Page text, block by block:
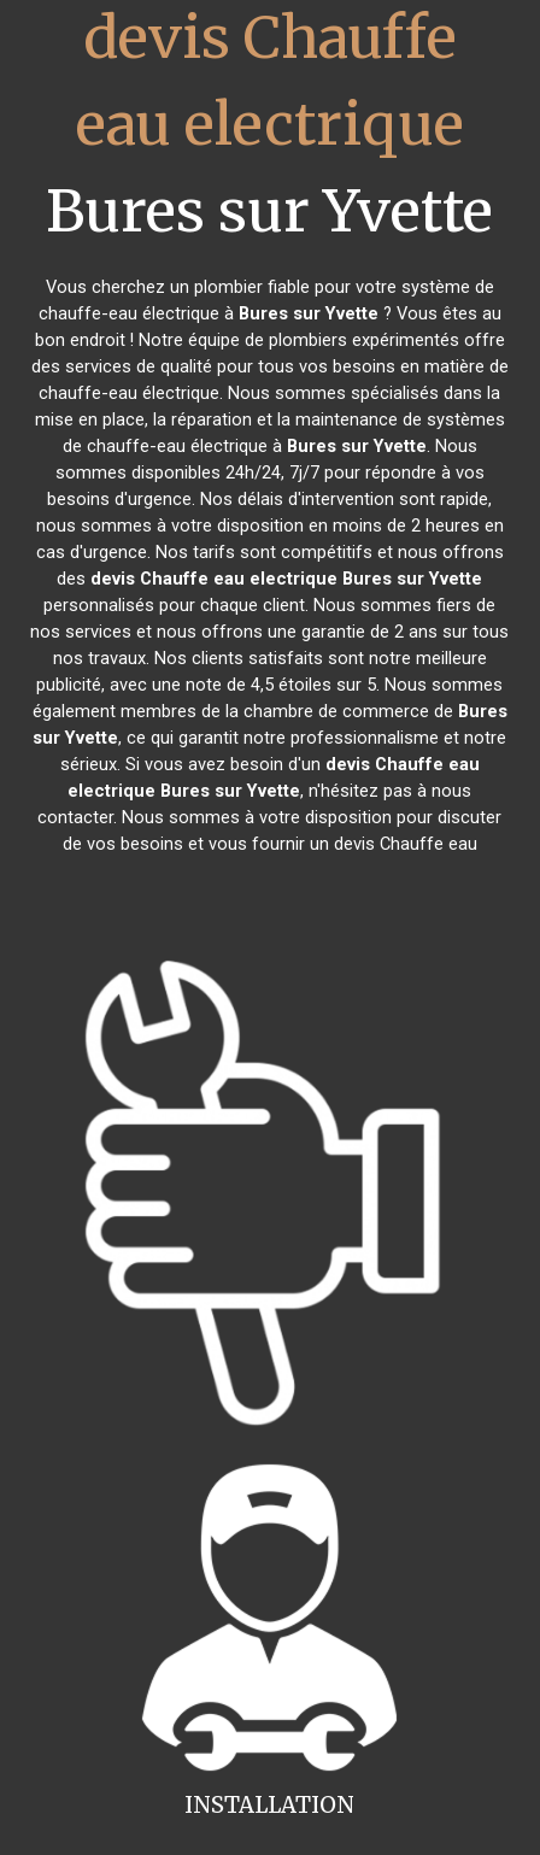
devis Chauffe
eau electrique
Bures sur Yvette
Vous cherchez un plombier fiable pour votre système de
chauffe-eau électrique à Bures sur Yvette ? Vous êtes au
bon endroit ! Notre équipe de plombiers expérimentés offre
des services de qualité pour tous vos besoins en matière de
chauffe-eau électrique. Nous sommes spécialisés dans la
mise en place, la réparation et la maintenance de systèmes
de chauffe-eau électrique à Bures sur Yvette. Nous
sommes disponibles 24h/24, 7j/7 pour répondre à vos
besoins d'urgence. Nos délais d'intervention sont rapide,
nous sommes à votre disposition en moins de 2 heures en
cas d'urgence. Nos tarifs sont compétitifs et nous offrons
des devis Chauffe eau electrique Bures sur Yvette
personnalisés pour chaque client. Nous sommes fiers de
nos services et nous offrons une garantie de 2 ans sur tous
nos travaux. Nos clients satisfaits sont notre meilleure
publicité, avec une note de 4,5 étoiles sur 5. Nous sommes
également membres de la chambre de commerce de Bures
sur Yvette, ce qui garantit notre professionnalisme et notre
sérieux. Si vous avez besoin d'un devis Chauffe eau
electrique Bures sur Yvette, n'hésitez pas à nous
contacter. Nous sommes à votre disposition pour discuter
de vos besoins et vous fournir un devis Chauffe eau
INSTALLATION